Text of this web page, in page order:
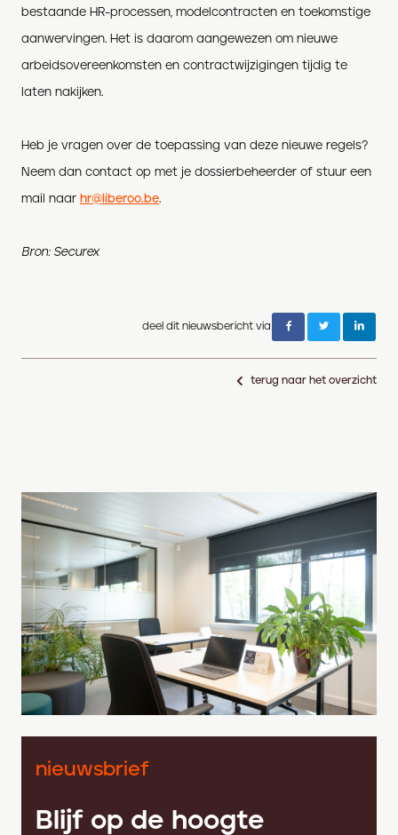
bestaande HR-processen, modelcontracten en toekomstige
aanwervingen. Het is daarom aangewezen om nieuwe
arbeidsovereenkomsten en contractwijzigingen tijdig te
laten nakijken.
Heb je vragen over de toepassing van deze nieuwe regels?
Neem dan contact op met je dossierbeheerder of stuur een
mail naar hr@liberoo.be.
Bron: Securex
deel dit nieuwsbericht via
terug naar het overzicht
nieuwsbrief
Blijf op de hoogte